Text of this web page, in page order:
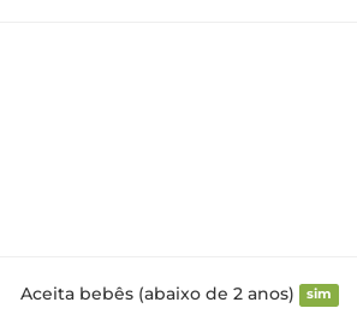
Aceita bebês (abaixo de 2 anos) sim